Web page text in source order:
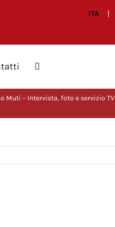
ITA |
Muti – Intervista, foto e servizio TV